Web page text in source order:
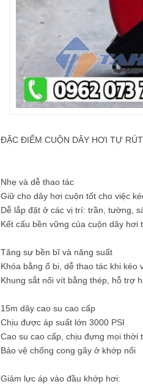
ĐẶC ĐIỂM CUỘN DÂY HƠI TỰ
Nhẹ và dễ thao tác
Giữ cho dây hơi cuộn tốt cho việc
Dễ lắp đặt ở các vị trí: trần, tường,
Kết cấu bền vững của cuộn dây hơi
Tăng sự bền bĩ và năng suất
Khóa bằng ổ bi, dễ thao tác khi kéo
Khung sắt nối vít bằng thép, hỗ trợ
15m dây cao su cao cấp
Chịu được áp suất lớn 3000 PSI
Cao su cao cấp, chịu đựng mọi thời
Bảo vệ chống cong gãy ở khớp nối
Giảm lực áp vào đầu khớp hơi: